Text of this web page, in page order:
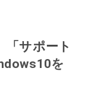
「サポート
を